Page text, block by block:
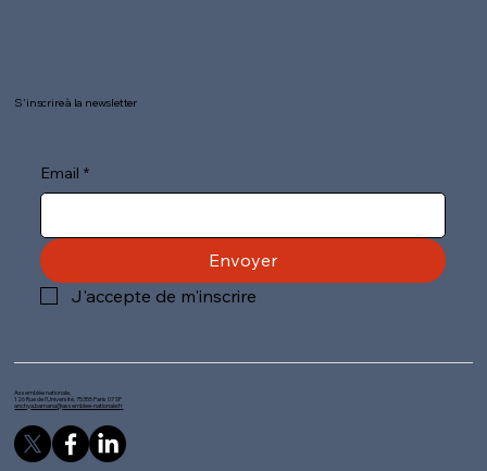
S'inscrire à la newsletter
Email *
Envoyer
J'accepte de m'inscrire
Assemblée nationale,
126 Rue de l'Université, 75355 Paris 07 SP
anchya.bamana@assemblee-nationale.fr